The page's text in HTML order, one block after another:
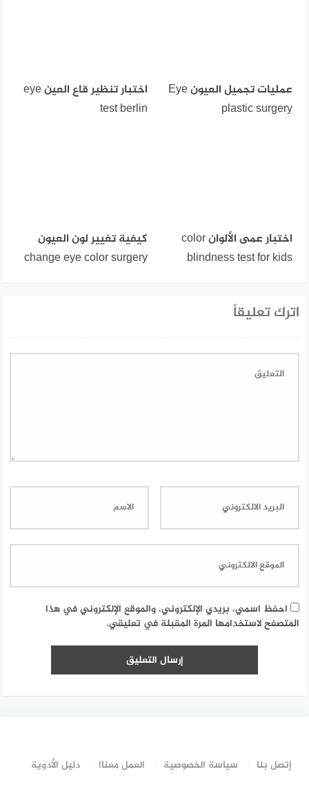
عمليات تجميل العيون Eye
plastic surgery
اختبار تنظير قاع العين eye
test berlin
اختبار عمى الألوان color
blindness test for kids
كيفية تغيير لون العيون
change eye color surgery
اترك تعليقاً
احفظ اسمي، بريدي الإلكتروني، والموقع الإلكتروني في هذا
المتصفح لاستخدامها المرة المقبلة في تعليقي.
إتصل بنا سياسة الخصوصية العمل معنا! دليل الأدوية